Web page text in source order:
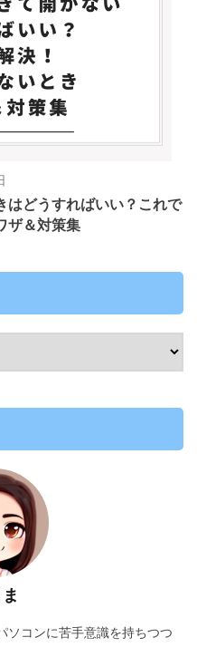
はどうすればいい？これで
ザ＆対策集
ソコンに苦手意識を持ちつつ